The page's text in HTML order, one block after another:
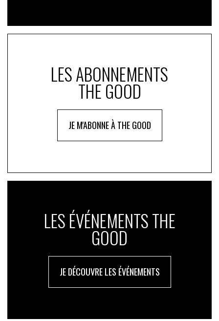
LES ABONNEMENTS
THE GOOD
JE M'ABONNE À THE GOOD
LES ÉVÉNEMENTS THE
GOOD
JE DÉCOUVRE LES ÉVÉNEMENTS